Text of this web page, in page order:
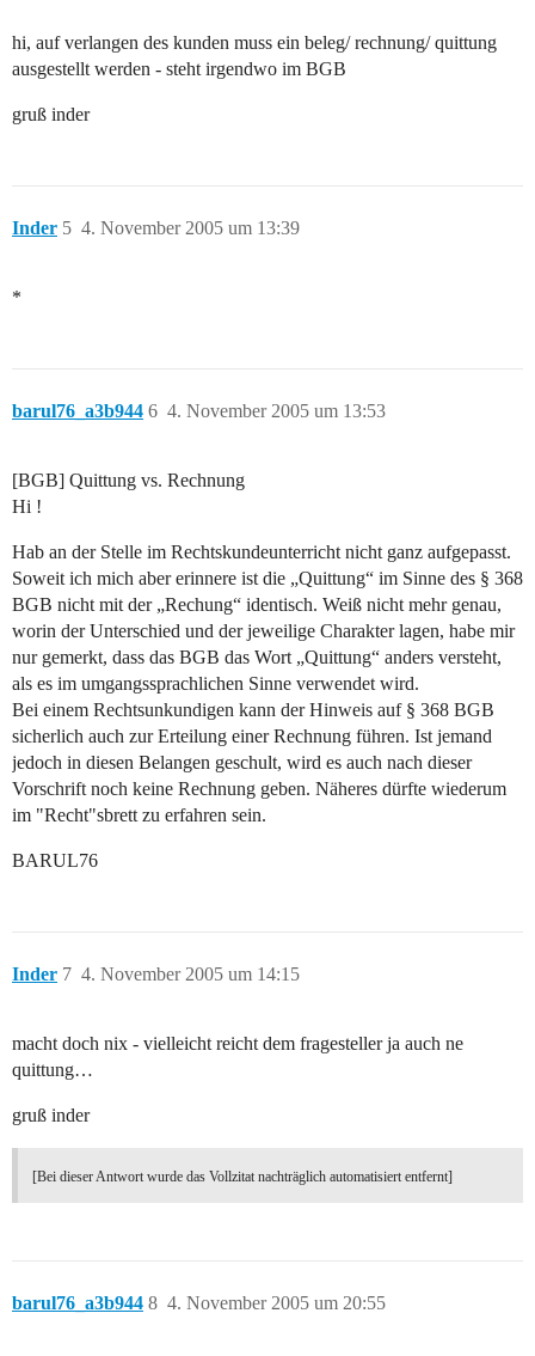
hi, auf verlangen des kunden muss ein beleg/ rechnung/ quittung
ausgestellt werden - steht irgendwo im BGB
gruß inder
Inder 4. November 2005 um 13:39
5
*
barul76_a3b944 4. November 2005 um 13:53
6
[BGB] Quittung vs. Rechnung
Hi !
Hab an der Stelle im Rechtskundeunterricht nicht ganz aufgepasst.
Soweit ich mich aber erinnere ist die „Quittung“ im Sinne des § 368
BGB nicht mit der „Rechung“ identisch. Weiß nicht mehr genau,
worin der Unterschied und der jeweilige Charakter lagen, habe mir
nur gemerkt, dass das BGB das Wort „Quittung“ anders versteht,
als es im umgangssprachlichen Sinne verwendet wird.
Bei einem Rechtsunkundigen kann der Hinweis auf § 368 BGB
sicherlich auch zur Erteilung einer Rechnung führen. Ist jemand
jedoch in diesen Belangen geschult, wird es auch nach dieser
Vorschrift noch keine Rechnung geben. Näheres dürfte wiederum
im "Recht"sbrett zu erfahren sein.
BARUL76
Inder 4. November 2005 um 14:15
7
macht doch nix - vielleicht reicht dem fragesteller ja auch ne
quittung…
gruß inder
[Bei dieser Antwort wurde das Vollzitat nachträglich automatisiert entfernt]
barul76_a3b944 4. November 2005 um 20:55
8